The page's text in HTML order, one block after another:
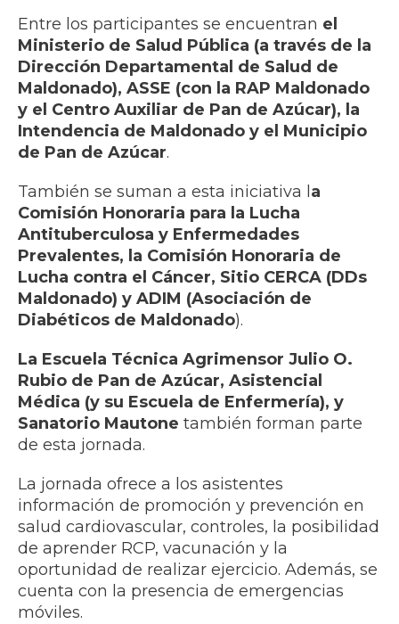
Entre los participantes se encuentran el
Ministerio de Salud Pública (a través de la
Dirección Departamental de Salud de
Maldonado), ASSE (con la RAP Maldonado
y el Centro Auxiliar de Pan de Azúcar), la
Intendencia de Maldonado y el Municipio
de Pan de Azúcar.
También se suman a esta iniciativa l a
Comisión Honoraria para la Lucha
Antituberculosa y Enfermedades
Prevalentes, la Comisión Honoraria de
Lucha contra el Cáncer, Sitio CERCA (DDs
Maldonado) y ADIM (Asociación de
Diabéticos de Maldonado).
La Escuela Técnica Agrimensor Julio O.
Rubio de Pan de Azúcar, Asistencial
Médica (y su Escuela de Enfermería), y
Sanatorio Mautone también forman parte
de esta jornada.
La jornada ofrece a los asistentes
información de promoción y prevención en
salud cardiovascular, controles, la posibilidad
de aprender RCP, vacunación y la
oportunidad de realizar ejercicio. Además, se
cuenta con la presencia de emergencias
móviles.